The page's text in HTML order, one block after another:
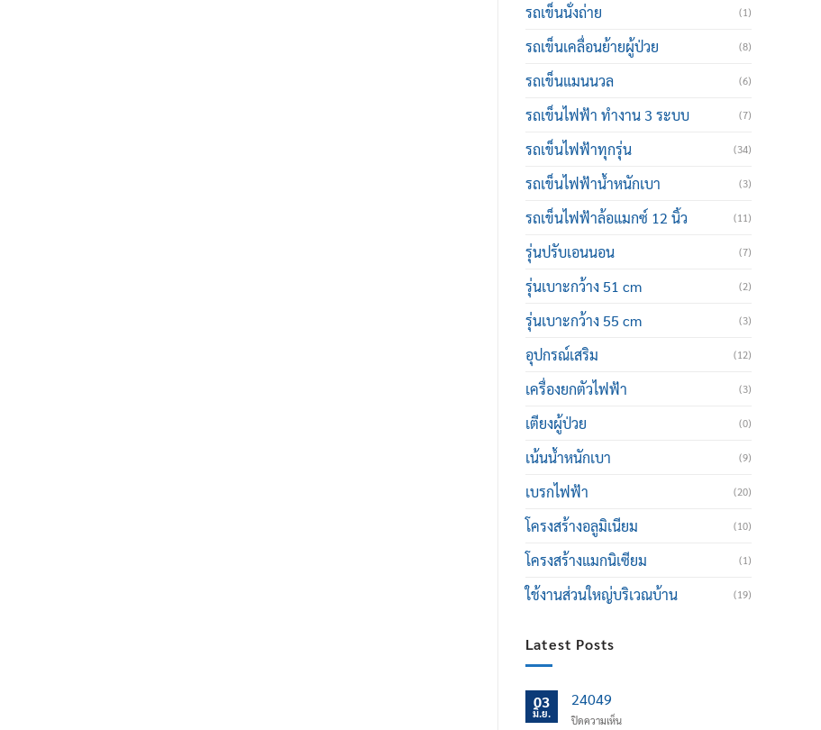
รถเข็นนั่งถ่าย (1)
รถเข็นเคลื่อนย้ายผู้ป่วย (8)
รถเข็นแมนนวล (6)
รถเข็นไฟฟ้า ทำงาน 3 ระบบ (7)
รถเข็นไฟฟ้าทุกรุ่น (34)
รถเข็นไฟฟ้าน้ำหนักเบา (3)
รถเข็นไฟฟ้าล้อแมกซ์ 12 นิ้ว (11)
รุ่นปรับเอนนอน (7)
รุ่นเบาะกว้าง 51 cm (2)
รุ่นเบาะกว้าง 55 cm (3)
อุปกรณ์เสริม (12)
เครื่องยกตัวไฟฟ้า (3)
เตียงผู้ป่วย (0)
เน้นน้ำหนักเบา (9)
เบรกไฟฟ้า (20)
โครงสร้างอลูมิเนียม (10)
โครงสร้างแมกนิเซียม (1)
ใช้งานส่วนใหญ่บริเวณบ้าน (19)
Latest Posts
03
มิ.ย.
24049
ปิดความเห็นบน